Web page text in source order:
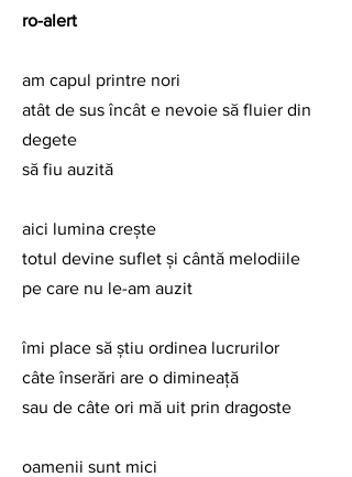
ro-alert
am capul printre nori
atât de sus încât e nevoie să fluier din
degete
să fiu auzită
aici lumina crește
totul devine suflet și cântă melodiile
pe care nu le-am auzit
îmi place să știu ordinea lucrurilor
câte înserări are o dimineață
sau de câte ori mă uit prin dragoste
oamenii sunt mici